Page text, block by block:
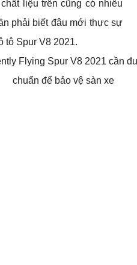
liệu trên cũng có nhiều
phải biết đâu mới thực sự
tô Spur V8 2021.